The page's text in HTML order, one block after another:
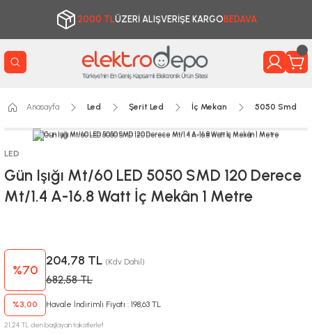
2000 TLÜZERİ ALIŞVERİŞE KARGO BEDAVA
Anasayfa Led Şerit Led İç Mekan 5050 Smd
LED
Gün Işığı Mt/60 LED 5050 SMD 120 Derece
Mt/1.4 A-16.8 Watt İç Mekân 1 Metre
%70
204,78 TL (Kdv Dahil)
682,58 TL
%3,00 Havale İndirimli Fiyatı : 198,63 TL
21,24 TL den başlayan taksitlerle!!